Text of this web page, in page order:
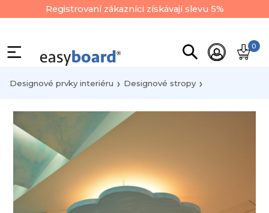
Registrovaní zákazníci získávají slevu 5%
0
Designové prvky interiéru Designové stropy